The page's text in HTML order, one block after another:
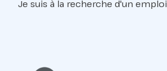
Je suis à la recherche d'un emploi